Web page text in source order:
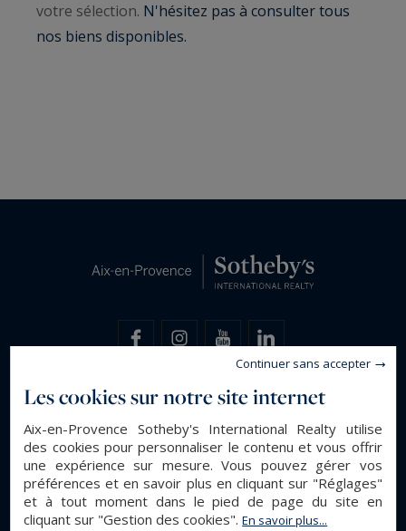
votre sélection. N'hésitez pas à consulter tous
nos biens disponibles.
Aix-en-Provence Sotheby's International Realty, la
référence internationale de l'immobilier de Prestige à
Aix-en-Provence
Les cookies sur notre site internet
Aix-en-Provence Sotheby's International Realty utilise
des cookies pour personnaliser le contenu et vous offrir
une expérience sur mesure. Vous pouvez gérer vos
préférences et en savoir plus en cliquant sur "Réglages"
et à tout moment dans le pied de page du site en
cliquant sur "Gestion des cookies".En savoir plus...
Continuer sans accepter